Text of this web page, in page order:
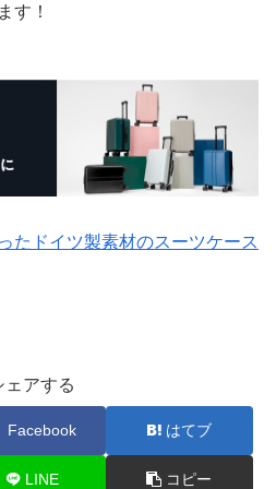
す！
たドイツ製素材のスーツケース
ェアする
Facebook はてブ
LINE コピー